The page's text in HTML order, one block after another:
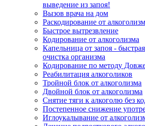
выведение из запоя!
Вызов врача на дом
Раскодирование от
Быстрое вытрезвление
Кодирование от алкоголизма
Капельница от запоя -
очистка организма
Кодирование по методу
Реабилитация алкоголиков
Тройной блок от алкоголизма
Двойной блок от алкоголизма
Снятие тяги к алкоголю без
Постепенное снижение
Иглоукалывание от